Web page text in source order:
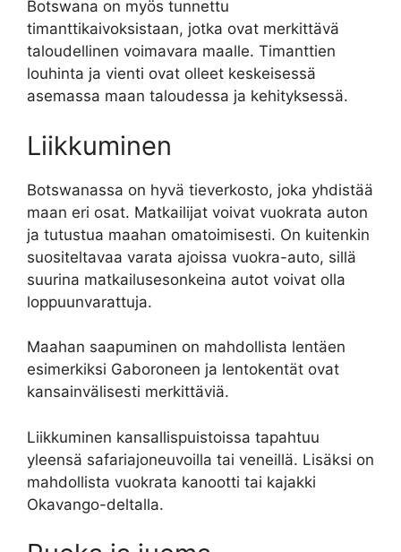
Botswana on myös tunnettu
timanttikaivoksistaan, jotka ovat merkittävä
taloudellinen voimavara maalle. Timanttien
louhinta ja vienti ovat olleet keskeisessä
asemassa maan taloudessa ja kehityksessä.
Liikkuminen
Botswanassa on hyvä tieverkosto, joka yhdistää
maan eri osat. Matkailijat voivat vuokrata auton
ja tutustua maahan omatoimisesti. On kuitenkin
suositeltavaa varata ajoissa vuokra-auto, sillä
suurina matkailusesonkeina autot voivat olla
loppuunvarattuja.
Maahan saapuminen on mahdollista lentäen
esimerkiksi Gaboroneen ja lentokentät ovat
kansainvälisesti merkittäviä.
Liikkuminen kansallispuistoissa tapahtuu
yleensä safariajoneuvoilla tai veneillä. Lisäksi on
mahdollista vuokrata kanootti tai kajakki
Okavango-deltalla.